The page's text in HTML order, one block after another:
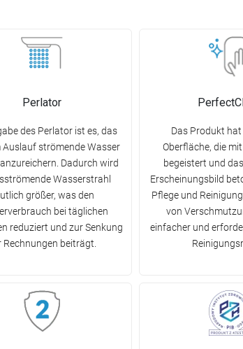
Perlator
des Perlator ist es, das
Auslauf strömende Wasser
Dadurch wird
Wasserstrahl
größer, was den
bei täglichen
reduziert und zur Senkung
Rechnungen beiträgt.
Das Produkt
Oberfläche, die
begeistert und
Erscheinungsbild
Pflege und
von
einfacher und